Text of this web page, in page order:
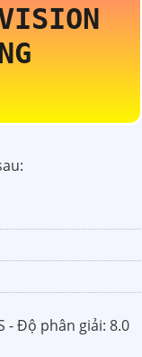
- Độ phân giải: 8.0